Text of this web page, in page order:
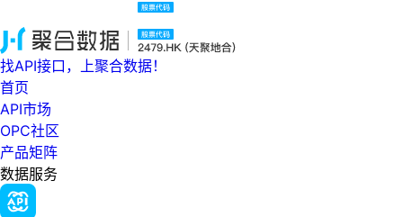
找API接口，上聚合数据！
首页
API市场
OPC社区
产品矩阵
数据服务